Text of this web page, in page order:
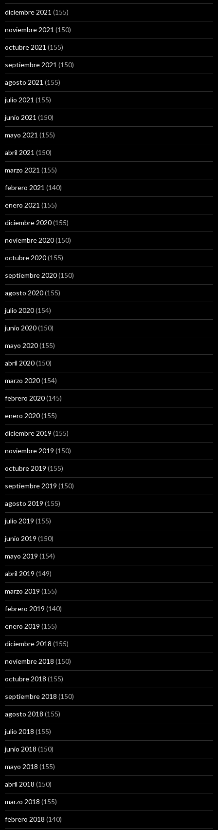
diciembre 2021 (155)
noviembre 2021 (150)
octubre 2021 (155)
septiembre 2021 (150)
agosto 2021 (155)
julio 2021 (155)
junio 2021 (150)
mayo 2021 (155)
abril 2021 (150)
marzo 2021 (155)
febrero 2021 (140)
enero 2021 (155)
diciembre 2020(155)
noviembre 2020(150)
octubre 2020(155)
septiembre 2020(150)
agosto 2020(155)
julio 2020(154)
junio 2020(150)
mayo 2020(155)
abril 2020(150)
marzo 2020(154)
febrero 2020(145)
enero 2020(155)
diciembre 2019 (155)
noviembre 2019 (150)
octubre 2019 (155)
septiembre 2019 (150)
agosto 2019 (155)
julio 2019 (155)
junio 2019 (150)
mayo 2019 (154)
abril 2019 (149)
marzo 2019 (155)
febrero 2019 (140)
enero 2019 (155)
diciembre 2018 (155)
noviembre 2018 (150)
octubre 2018 (155)
septiembre 2018 (150)
agosto 2018 (155)
julio 2018 (155)
junio 2018 (150)
mayo 2018 (155)
abril 2018 (150)
marzo 2018 (155)
febrero 2018 (140)